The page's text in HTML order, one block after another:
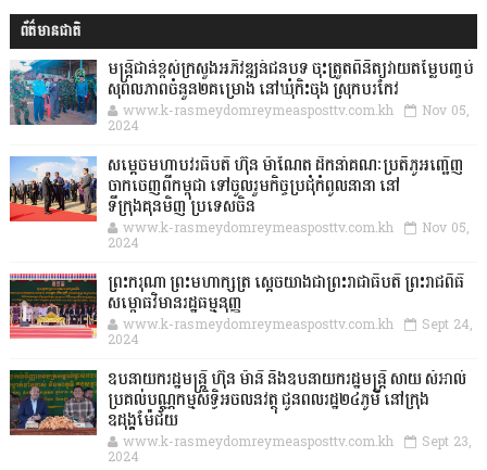
ព័ត៌មានជាតិ
មន្ត្រីជាន់ខ្ពស់ក្រសួងអភិវឌ្ឍន៍ជនបទ ចុះត្រួតពិនិត្យវាយតម្លៃបញ្ចប់
សុពលភាពចំនួន២គម្រោង នៅឃុំកិះចុង ស្រុកបរកែវ
www.k-rasmeydomreymeasposttv.com.kh Nov 05,
2024
សម្តេចមហាបវរធិបតី ហ៊ុន ម៉ាណែត ដឹកនាំគណៈប្រតិភូអញ្ជើញ
ចាកចេញពីកម្ពុជា ទៅចូលរួមកិច្ចប្រជុំកំពូលនានា នៅ
ទីក្រុងគុនមិញ ប្រទេសចិន
www.k-rasmeydomreymeasposttv.com.kh Nov 05,
2024
ព្រះករុណា ព្រះមហាក្សត្រ ស្តេចយាងជាព្រះរាជាធិបតី ព្រះរាជពិធី
សម្ពោធវិមានរដ្ឋធម្មនុញ្ញ
www.k-rasmeydomreymeasposttv.com.kh Sept 24,
2024
ឧបនាយករដ្ឋមន្ដ្រី ហ៊ុន ម៉ានី និងឧបនាយករដ្ឋមន្ដ្រី សាយ សំអាល់
ប្រគល់បណ្ណកម្មសិទ្ធិអចលនវត្ថុ ជូនពលរដ្ឋ២៤ភូមិ នៅក្រុង
ឧដុង្គម៉ែជ័យ
www.k-rasmeydomreymeasposttv.com.kh Sept 23,
2024